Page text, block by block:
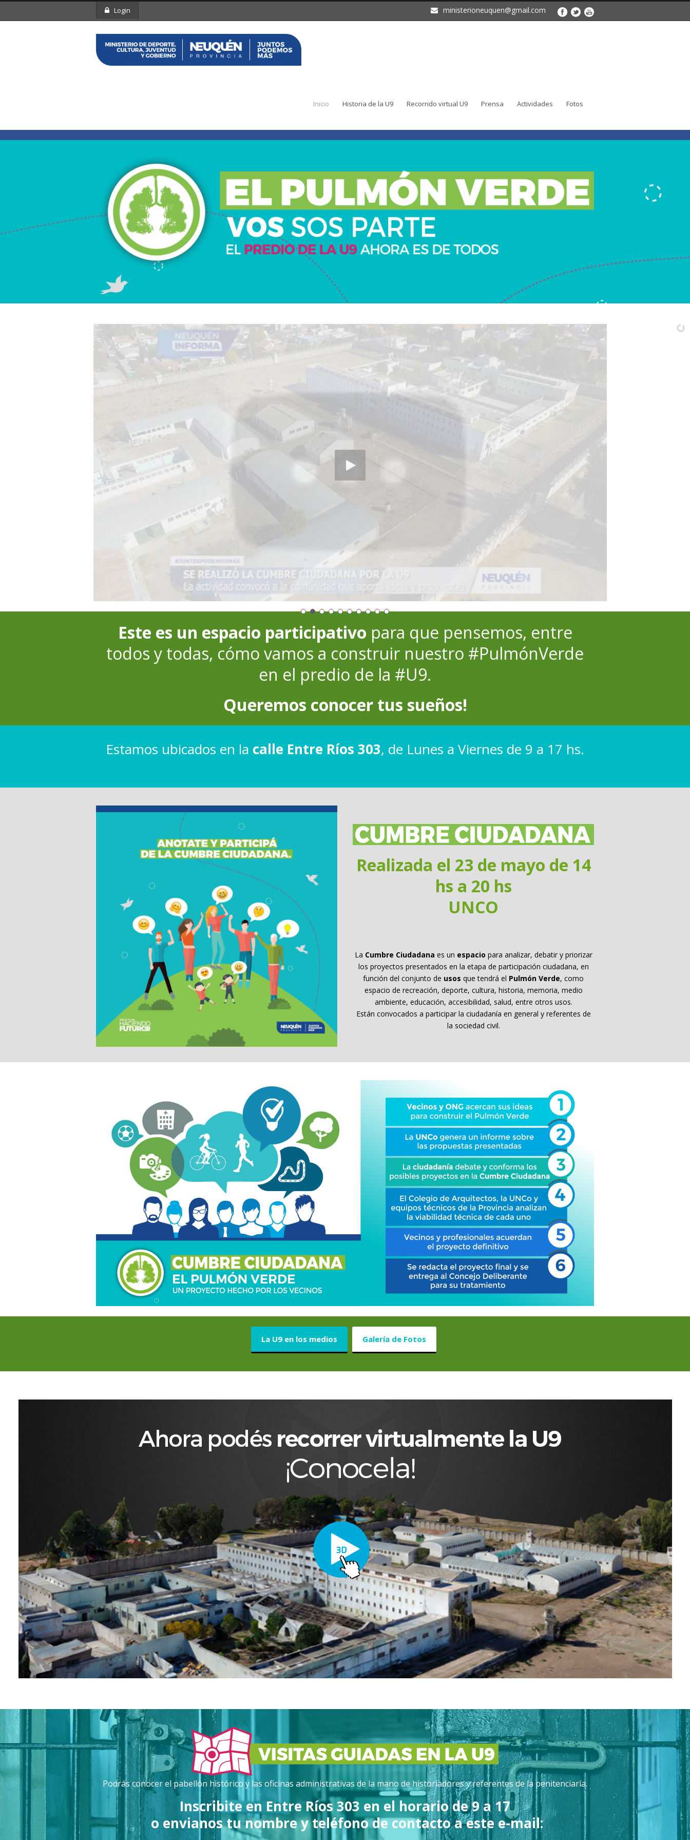
Login ministerioneuquen@gmail.com
Inicio Historia de la U9 Recorrido virtual U9 Prensa Actividades Fotos
Este es un espacio participativo para que pensemos, entre
todos y todas, cómo vamos a construir nuestro #PulmónVerde
en el predio de la #U9.
Queremos conocer tus sueños!
Estamos ubicados en la calle Entre Ríos 303, de Lunes a Viernes de 9 a 17 hs.
Realizada el 23 de mayo de 14
hs a 20 hs
UNCO
La Cumbre Ciudadana es un espacio para analizar, debatir y priorizar
los proyectos presentados en la etapa de participación ciudadana, en
función del conjunto de usos que tendrá el Pulmón Verde, como
espacio de recreación, deporte, cultura, historia, memoria, medio
ambiente, educación, accesibilidad, salud, entre otros usos.
Están convocados a participar la ciudadanía en general y referentes de
la sociedad civil.
La U9 en los medios Galería de Fotos
Podrás conocer el pabellón histórico y las oficinas administrativas de la mano de historiadores y referentes de la penitenciaría.
Inscribite en Entre Ríos 303 en el horario de 9 a 17
o envianos tu nombre y teléfono de contacto a este e-mail: